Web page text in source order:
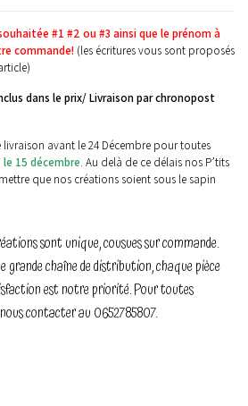
#1 #2 ou #3 ainsi que le prénom à
commande! (les écritures vous sont proposés
dans le prix/ Livraison par chronopost
livraison avant le 24 Décembre pour toutes
le 15 décembre. Au delà de ce délais nos P’tits
que nos créations soient sous le sapin
sont unique, cousues sur commande.
grande chaîne de distribution, chaque pièce
est notre priorité. Pour toutes
contacter au 0652785807.